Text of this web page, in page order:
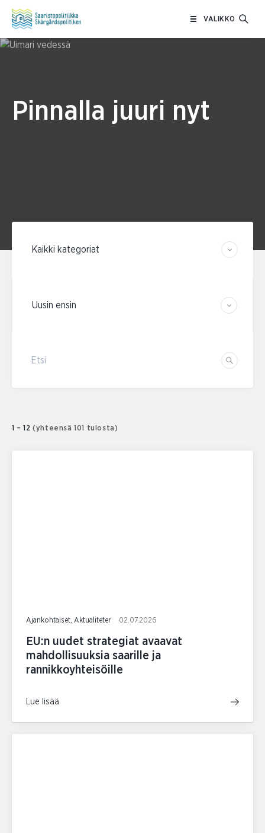
VALIKKO
Pinnalla juuri nyt
Etsi
1 – 12 (yhteensä 101 tulosta)
Ajankohtaiset, Aktualiteter 02.07.2026
EU:n uudet strategiat avaavat
mahdollisuuksia saarille ja
rannikkoyhteisöille
Lue lisää